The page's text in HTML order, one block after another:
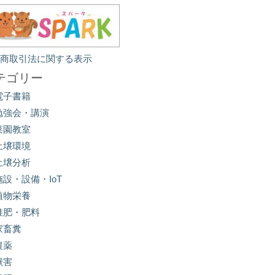
取引法に関する表示
ゴリー
子書籍
強会・講演
園教室
壌環境
壌分析
設・設備・IoT
物栄養
肥・肥料
畜糞
薬
害